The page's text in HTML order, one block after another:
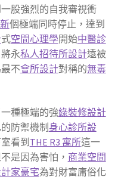
股強烈的自我審視衝
個極端同時停止，達到
式空間心理學開始中醫診
永私人招待所設計遠被
不會所設計對稱的無毒
種極端的強綠裝修設計
防禦機制 身心診所設
看到 THE R3 寓所這一
是因為害怕， 商業空間
家豪宅為對財富庸俗化